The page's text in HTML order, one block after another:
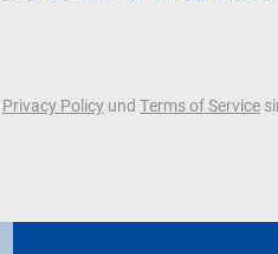
Privacy Policy und Terms of Service